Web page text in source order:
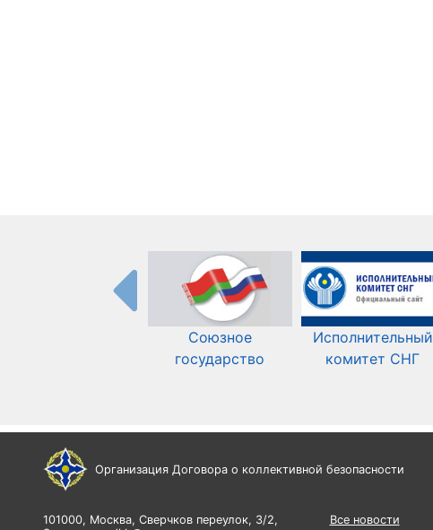
Союзное
государство
Исполнительный
комитет СНГ
Организация Договора о коллективной безопасности
101000, Москва, Сверчков переулок, 3/2,
Все новости